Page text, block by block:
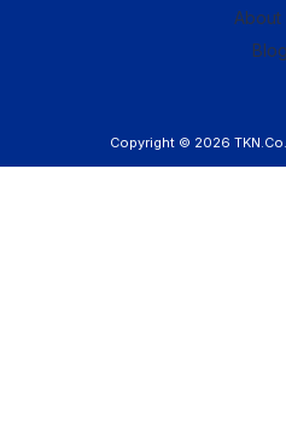
About
Blog
Copyright © 2026